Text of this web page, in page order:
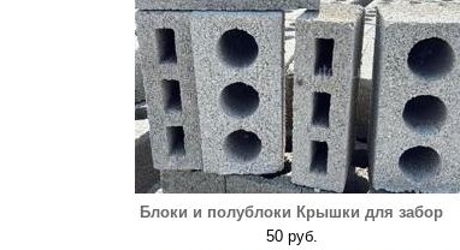
Блоки и полублоки Крышки для забор
50 руб.